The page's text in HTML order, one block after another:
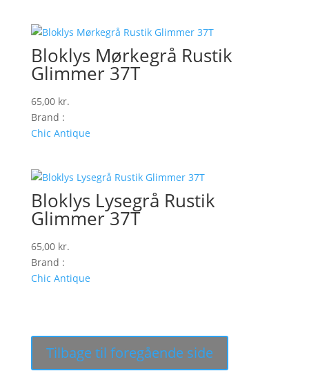
Bloklys Mørkegrå Rustik
Glimmer 37T
65,00 kr.
Brand :
Chic Antique
Bloklys Lysegrå Rustik
Glimmer 37T
65,00 kr.
Brand :
Chic Antique